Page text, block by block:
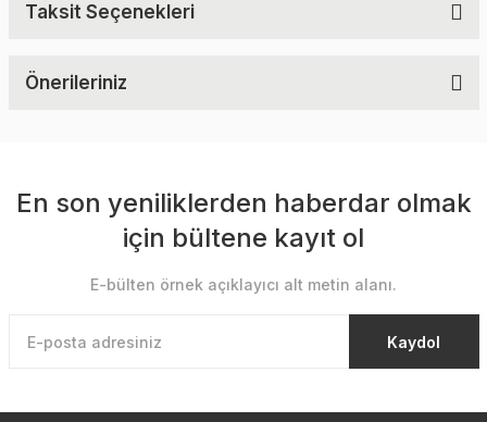
Taksit Seçenekleri
Önerileriniz
En son yeniliklerden haberdar olmak
için bültene kayıt ol
E-bülten örnek açıklayıcı alt metin alanı.
Kaydol